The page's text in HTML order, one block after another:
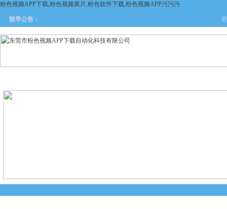
粉色视频APP下载,粉色视频黄片,粉色软件下载,粉色视频APP污污污
较早公告： 旋
下载